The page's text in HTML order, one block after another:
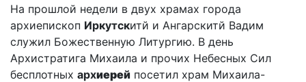
На прошлой недели в двух храмах города
архиепископ Иркутскитй и Ангарскитй Вадим
служил Божественную Литургию. В день
Архистратига Михаила и прочих Небесных Сил
бесплотных архиерей посетил храм Михаила-